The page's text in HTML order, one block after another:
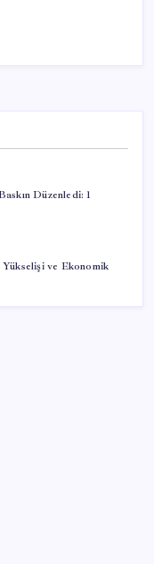
Düzenledi: 1
ve Ekonomik